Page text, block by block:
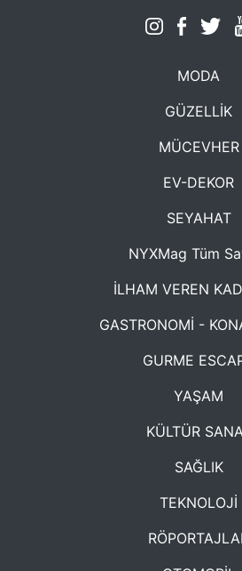
MODA
GÜZELLİK
MÜCEVHER
EV-DEKOR
SEYAHAT
NYXMag Tüm
İLHAM VEREN
GASTRONOMİ -
GURME
YAŞAM
KÜLTÜR
SAĞLIK
TEKNOLOJİ